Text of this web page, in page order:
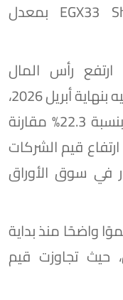
بمعدل 25.4%، ومؤشر EGX33 Shariah بمعدل
رأس المال
السوقي إلى نحو 3,668 تريليون جنيه بنهاية أبريل 2026،
بزيادة تقدر بنحو 669 مليار جنيه بنسبة 22.3% مقارنة
مما يعكس ارتفاع قيم الشركات
في سوق الأوراق
واضحًا منذ بداية
حيث تجاوزت قيم